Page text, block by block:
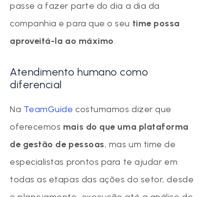
passe a fazer parte do dia a dia da
companhia e para que o seu time possa
aproveitá-la ao máximo.
Atendimento humano como
diferencial
Na TeamGuide costumamos dizer que
oferecemos mais do que uma plataforma
de gestão de pessoas, mas um time de
especialistas prontos para te ajudar em
todas as etapas das ações do setor, desde